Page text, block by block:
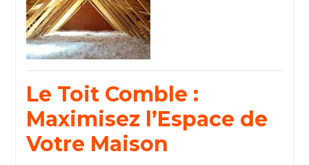
Le Toit Comble :
Maximisez l’Espace de
Votre Maison